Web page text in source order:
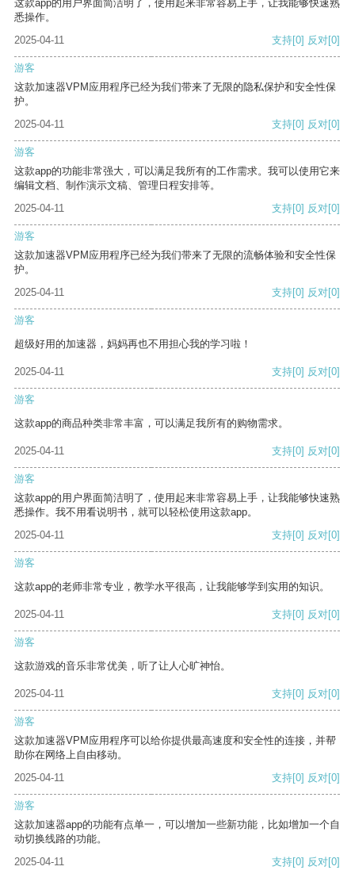
这款app的用户界面简洁明了，使用起来非常容易上手，让我能够快速熟
悉操作。
2025-04-11
支持[0] 反对[0]
游客
这款加速器VPM应用程序已经为我们带来了无限的隐私保护和安全性保
护。
2025-04-11
支持[0] 反对[0]
游客
这款app的功能非常强大，可以满足我所有的工作需求。我可以使用它来
编辑文档、制作演示文稿、管理日程安排等。
2025-04-11
支持[0] 反对[0]
游客
这款加速器VPM应用程序已经为我们带来了无限的流畅体验和安全性保
护。
2025-04-11
支持[0] 反对[0]
游客
超级好用的加速器，妈妈再也不用担心我的学习啦！
2025-04-11 支持[0] 反对[0]
游客
这款app的商品种类非常丰富，可以满足我所有的购物需求。
2025-04-11 支持[0] 反对[0]
游客
这款app的用户界面简洁明了，使用起来非常容易上手，让我能够快速熟
悉操作。我不用看说明书，就可以轻松使用这款app。
2025-04-11
支持[0] 反对[0]
游客
这款app的老师非常专业，教学水平很高，让我能够学到实用的知识。
2025-04-11 支持[0] 反对[0]
游客
这款游戏的音乐非常优美，听了让人心旷神怡。
2025-04-11 支持[0] 反对[0]
游客
这款加速器VPM应用程序可以给你提供最高速度和安全性的连接，并帮
助你在网络上自由移动。
2025-04-11
支持[0] 反对[0]
游客
这款加速器app的功能有点单一，可以增加一些新功能，比如增加一个自
动切换线路的功能。
2025-04-11
支持[0] 反对[0]